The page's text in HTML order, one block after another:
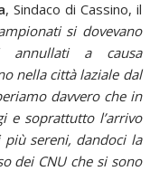
, Sindaco di Cassino, il
si dovevano
a causa
nella città laziale dal
davvero che in
e soprattutto l’arrivo
sereni, dandoci la
dei CNU che si sono